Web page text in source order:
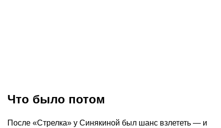
Что было потом
После «Стрелка» у Синякиной был шанс взлететь — и